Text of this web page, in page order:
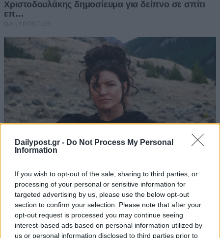
Dailypost.gr - Do Not Process My Personal
Information
If you wish to opt-out of the sale, sharing to third parties, or
processing of your personal or sensitive information for
targeted advertising by us, please use the below opt-out
section to confirm your selection. Please note that after your
opt-out request is processed you may continue seeing
interest-based ads based on personal information utilized by
us or personal information disclosed to third parties prior to